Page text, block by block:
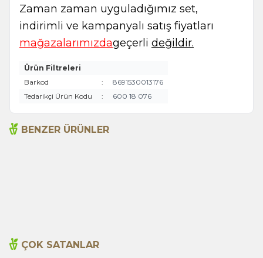
Zaman zaman uyguladığımız set,
indirimli ve kampanyalı satış fiyatları
mağazalarımızdageçerli değildir.
Ürün Filtreleri
Barkod
:
8691530013176
Tedarikçi Ürün Kodu
: 600 18 076
BENZER ÜRÜNLER
ÇOK SATANLAR